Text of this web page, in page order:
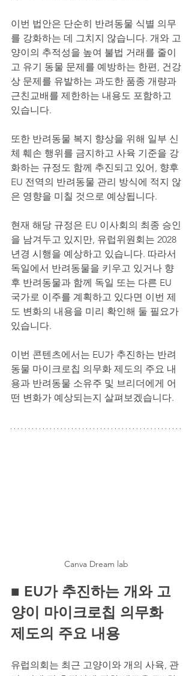
이번 법안은 단순히 반려동물 식별 의무
를 강화하는 데 그치지 않습니다. 개와 고
양이의 추적성을 높여 불법 거래를 줄이
고 유기 동물 문제를 예방하는 한편, 건강
상 문제를 유발하는 과도한 품종 개량과
근친교배를 제한하는 내용도 포함하고
있습니다.
또한 반려동물 복지 향상을 위해 일부 신
체 훼손 행위를 금지하고 사육 기준을 강
화하는 규정도 함께 추진되고 있어, 향후
EU 전역의 반려동물 관리 방식에 적지 않
은 영향을 미칠 것으로 예상됩니다.
현재 해당 규정은 EU 이사회의 최종 승인
을 남겨두고 있지만, 유럽위원회는 2028
년경 시행을 예상하고 있습니다. 따라서
독일에서 반려동물을 키우고 있거나 향
후 반려동물과 함께 독일 또는 다른 EU
국가로 이주를 계획하고 있다면 이번 제
도 변화의 내용을 미리 확인해 둘 필요가
있습니다.
이번 콘텐츠에서는 EU가 추진하는 반려
동물 마이크로칩 의무화 제도의 주요 내
용과 반려동물 소유주 및 브리더에게 어
떤 변화가 예상되는지 살펴보겠습니다.
Canva Dream lab
■ EU가 추진하는 개와 고
양이 마이크로칩 의무화
제도의 주요 내용
유럽의회는 최근 고양이와 개의 사육, 관